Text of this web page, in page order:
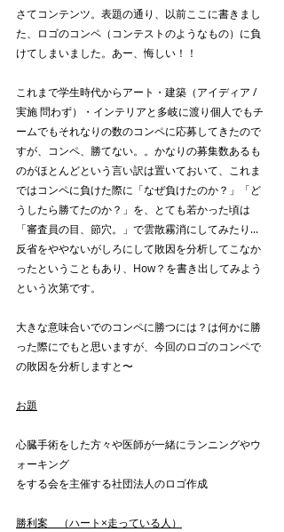
さてコンテンツ。表題の通り、以前ここに書きまし
た、ロゴのコンペ（コンテストのようなもの）に負
けてしまいました。あー、悔しい！！
これまで学生時代からアート・建築（アイディア /
実施 問わず）・インテリアと多岐に渡り個人でもチ
ームでもそれなりの数のコンペに応募してきたので
すが、コンペ、勝てない。。かなりの募集数あるも
のがほとんどという言い訳は置いておいて、これま
ではコンペに負けた際に「なぜ負けたのか？」「ど
うしたら勝てたのか？」を、とても若かった頃は
「審査員の目、節穴。」で雲散霧消にしてみたり...
反省をややないがしろにして敗因を分析してこなか
ったということもあり、How？を書き出してみよう
という次第です。
大きな意味合いでのコンペに勝つには？は何かに勝
った際にでもと思いますが、今回のロゴのコンペで
の敗因を分析しますと〜
お題
心臓手術をした方々や医師が一緒にランニングやウ
ォーキング
をする会を主催する社団法人のロゴ作成
勝利案　（ハート×走っている人）